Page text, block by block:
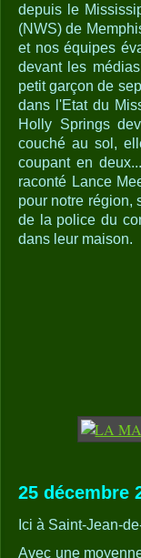
depuis le
(NWS) de
et nos équipes
devant les
petit garçon de
dans l'Etat du
Holly Springs
couché au sol,
coupant en
raconté Lance
pour notre région,
de la police du
dans leur maison.
25 décembre
Ici à Saint-Jean-
Avec une